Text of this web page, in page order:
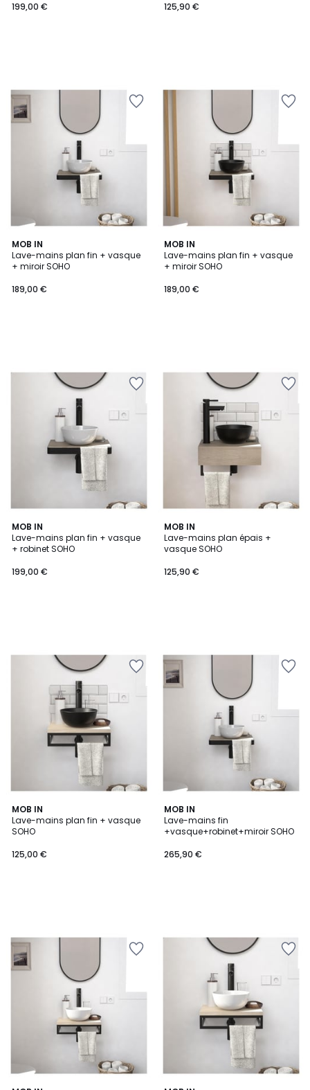
199,00 €
125,90 €
MOB IN
Lave-mains plan fin + vasque
+ miroir SOHO
189,00 €
MOB IN
Lave-mains plan fin + vasque
+ miroir SOHO
189,00 €
MOB IN
Lave-mains plan fin + vasque
+ robinet SOHO
199,00 €
MOB IN
Lave-mains plan épais +
vasque SOHO
125,90 €
MOB IN
Lave-mains plan fin + vasque
SOHO
125,00 €
MOB IN
Lave-mains fin
+vasque+robinet+miroir SOHO
265,90 €